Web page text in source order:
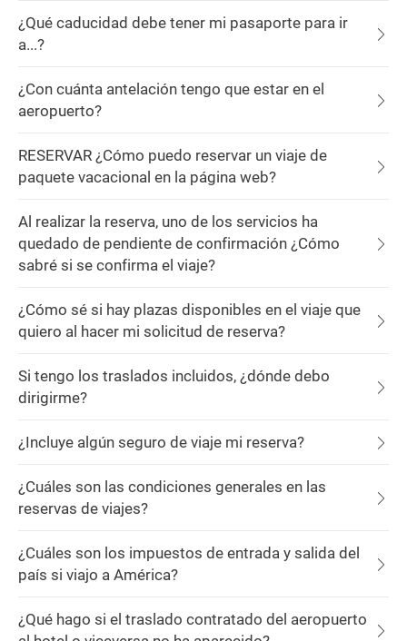
¿Qué caducidad debe tener mi pasaporte para ir
a...?
¿Con cuánta antelación tengo que estar en el
aeropuerto?
RESERVAR ¿Cómo puedo reservar un viaje de
paquete vacacional en la página web?
Al realizar la reserva, uno de los servicios ha
quedado de pendiente de confirmación ¿Cómo
sabré si se confirma el viaje?
¿Cómo sé si hay plazas disponibles en el viaje que
quiero al hacer mi solicitud de reserva?
Si tengo los traslados incluidos, ¿dónde debo
dirigirme?
¿Incluye algún seguro de viaje mi reserva?
¿Cuáles son las condiciones generales en las
reservas de viajes?
¿Cuáles son los impuestos de entrada y salida del
país si viajo a América?
¿Qué hago si el traslado contratado del aeropuerto